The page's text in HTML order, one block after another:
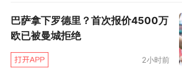
而对于肇俊哲自己来说，他
不可思议。1996年，17岁的肇俊
参加全国比赛，拿到了全国锦标
巴萨拿下罗德里？首次报价4500万
欧已被曼城拒绝
2小时前